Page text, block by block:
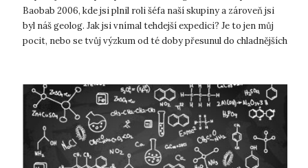
Baobab 2006, kde jsi plnil roli šéfa naší skupiny a zároveň jsi
byl náš geolog. Jak jsi vnímal tehdejší expedici? Je to jen můj
pocit, nebo se tvůj výzkum od té doby přesunul do chladnějších